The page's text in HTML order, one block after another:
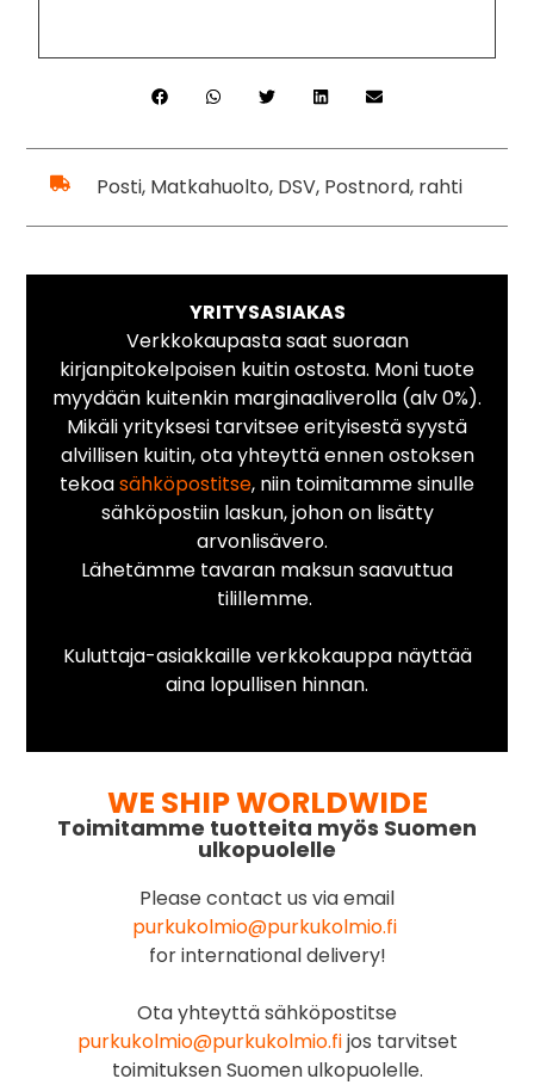
Posti, Matkahuolto, DSV, Postnord, rahti
YRITYSASIAKAS
Verkkokaupasta saat suoraan
kirjanpitokelpoisen kuitin ostosta. Moni tuote
myydään kuitenkin marginaaliverolla (alv 0%).
Mikäli yrityksesi tarvitsee erityisestä syystä
alvillisen kuitin, ota yhteyttä ennen ostoksen
tekoasähköpostitse, niin toimitamme sinulle
sähköpostiin laskun, johon on lisätty
arvonlisävero.
Lähetämme tavaran maksun saavuttua
tilillemme.
Kuluttaja-asiakkaille verkkokauppa näyttää
aina lopullisen hinnan.
WE SHIP WORLDWIDE
Toimitamme tuotteita myös Suomen
ulkopuolelle
Please contact us via email
purkukolmio@purkukolmio.fi
for international delivery!
Ota yhteyttä sähköpostitse
purkukolmio@purkukolmio.fijos tarvitset
toimituksen Suomen ulkopuolelle.